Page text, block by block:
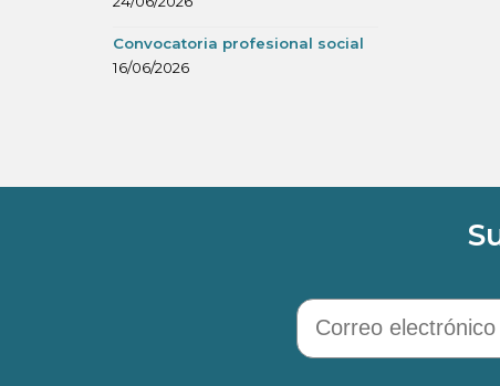
Convocatoria profesional social
16/06/2026
Correo electrónico